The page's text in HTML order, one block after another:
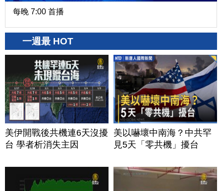
每晚 7:00 首播
一週最 HOT
美伊開戰後共機連6天沒擾
台 學者析消失主因
美以嚇壞中南海？中共罕
見5天「零共機」擾台